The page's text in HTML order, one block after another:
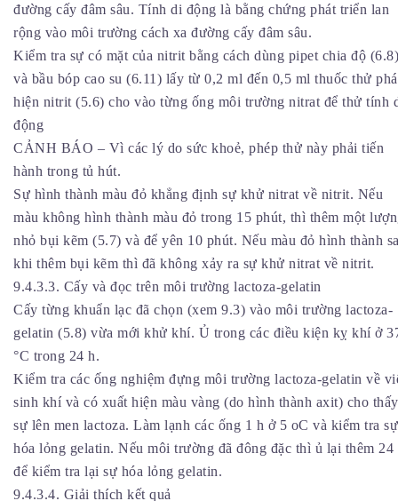
đường cấy đâm sâu. Tính di động là bằng chứng phát triển lan
rộng vào môi trường cách xa đường cấy đâm sâu.
Kiểm tra sự có mặt của nitrit bằng cách dùng pipet chia độ (6.8)
và bầu bóp cao su (6.11) lấy từ 0,2 ml đến 0,5 ml thuốc thử
hiện nitrit (5.6) cho vào từng ống môi trường nitrat để thử tính
động
CẢNH BÁO – Vì các lý do sức khoẻ, phép thử này phải tiến
hành trong tủ hút.
Sự hình thành màu đỏ khẳng định sự khử nitrat về nitrit. Nếu
màu không hình thành màu đỏ trong 15 phút, thì thêm một
nhỏ bụi kẽm (5.7) và để yên 10 phút. Nếu màu đỏ hình thành
khi thêm bụi kẽm thì đã không xảy ra sự khử nitrat về nitrit.
9.4.3.3. Cấy và đọc trên môi trường lactoza-gelatin
Cấy từng khuẩn lạc đã chọn (xem 9.3) vào môi trường lactoza-
gelatin (5.8) vừa mới khử khí. Ủ trong các điều kiện kỵ khí ở
°C trong 24 h.
Kiểm tra các ống nghiệm đựng môi trường lactoza-gelatin về
sinh khí và có xuất hiện màu vàng (do hình thành axit) cho thấy
sự lên men lactoza. Làm lạnh các ống 1 h ở 5 oC và kiểm tra sự
hóa lỏng gelatin. Nếu môi trường đã đông đặc thì ủ lại thêm 24
để kiểm tra lại sự hóa lỏng gelatin.
9.4.3.4. Giải thích kết quả